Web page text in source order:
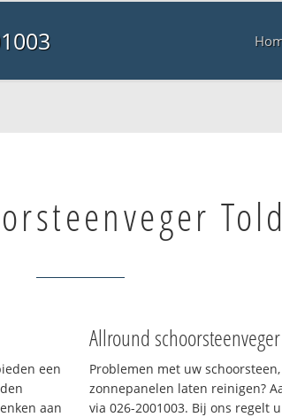
een
aan
Allround schoorsteenveger
Problemen met uw
zonnepanelen laten reinigen?
via 026-2001003. Bij ons regelt